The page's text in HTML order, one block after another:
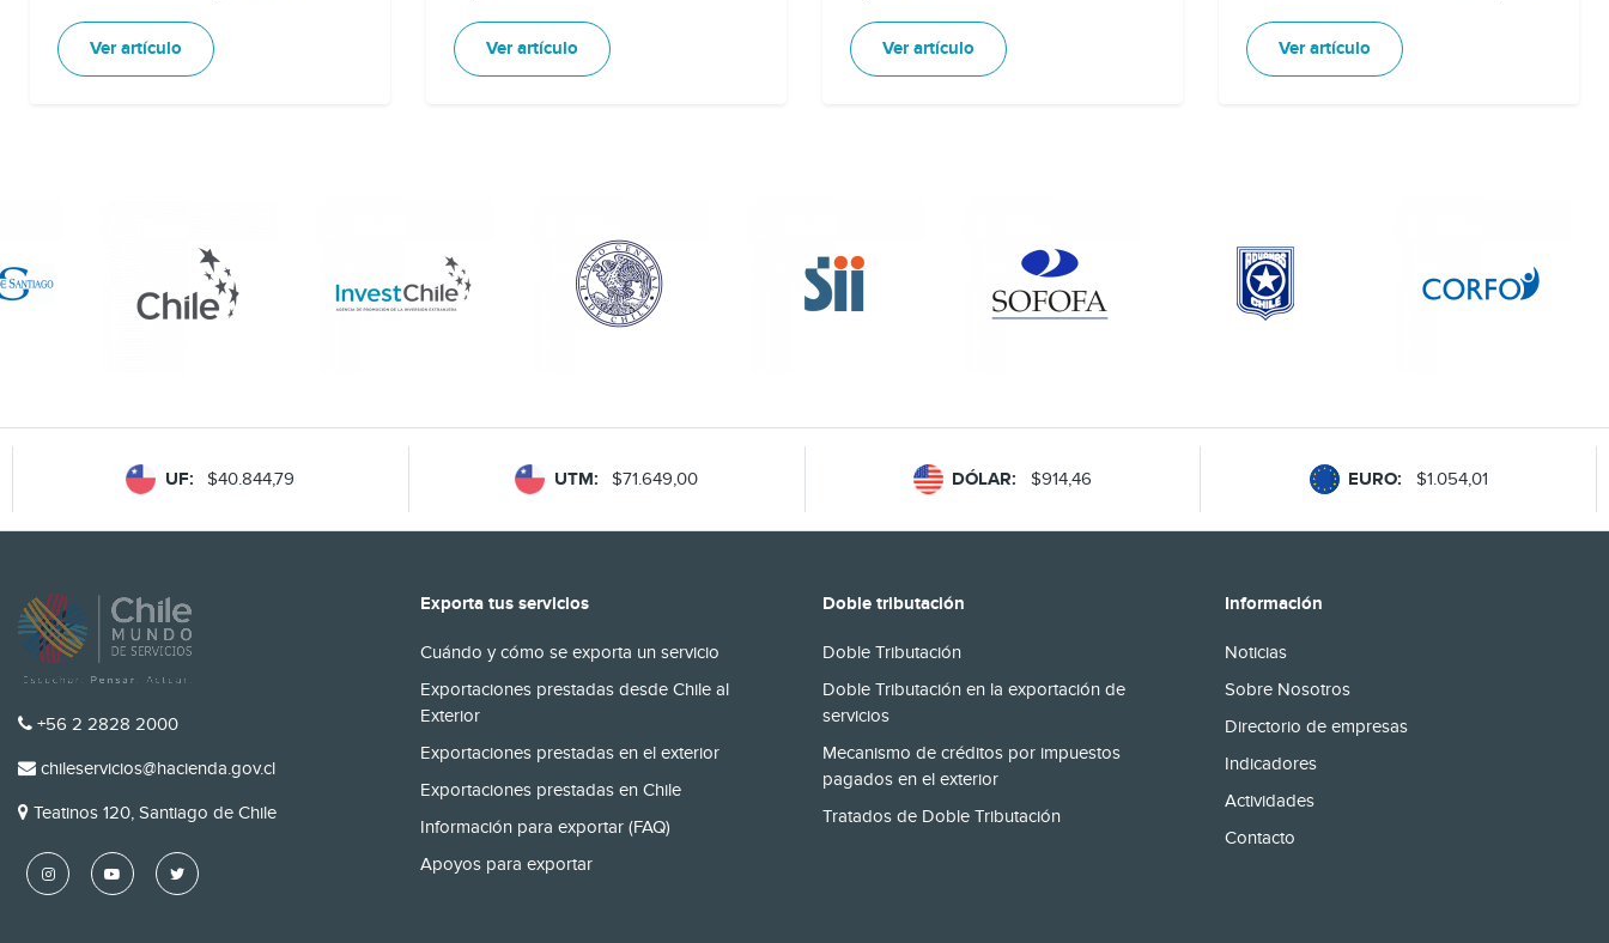
nanotecnología, robótica, materiales
avanzados, inteligencia artificial,
Ver artículo Ver artículo Ver artículo
del 14,9%, respecto de igual período
del 2019. Esta disminución se tradujo
Ver artículo
UF: $40.844,79 UTM: $71.649,00 DÓLAR: $914,46 EURO: $1.054,01
TELÉFONO
+56 2 2828 2000
EMAIL
chileservicios@hacienda.gov.cl
DIRECCIÓN
Teatinos 120, Santiago de Chile
Exporta tus servicios
Cuándo y cómo se exporta un servicio
Exportaciones prestadas desde Chile al
Exterior
Exportaciones prestadas en el exterior
Exportaciones prestadas en Chile
Información para exportar (FAQ)
Apoyos para exportar
Doble tributación
Doble Tributación
Doble Tributación en la exportación de
servicios
Mecanismo de créditos por impuestos
pagados en el exterior
Tratados de Doble Tributación
Información
Noticias
Sobre Nosotros
Directorio de empresas
Indicadores
Actividades
Contacto